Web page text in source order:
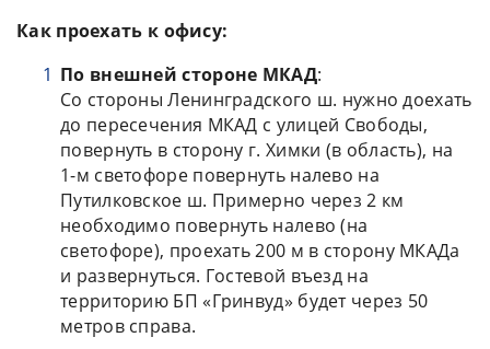
Как проехать к офису:
По внешней стороне МКАД:
Со стороны Ленинградского ш. нужно доехать
до пересечения МКАД с улицей Свободы,
повернуть в сторону г. Химки (в область), на
1-м светофоре повернуть налево на
Путилковское ш. Примерно через 2 км
необходимо повернуть налево (на
светофоре), проехать 200 м в сторону МКАДа
и развернуться. Гостевой въезд на
территорию БП «Гринвуд» будет через 50
метров справа.